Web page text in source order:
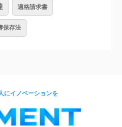
適格請求書
保存法
にイノベーションを